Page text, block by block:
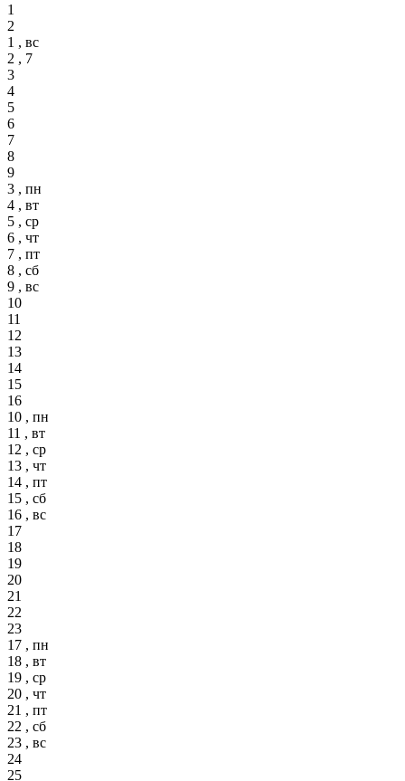
1
2
1 , вс
2 , 7
3
4
5
6
7
8
9
3 , пн
4 , вт
5 , ср
6 , чт
7 , пт
8 , сб
9 , вс
10
11
12
13
14
15
16
10 , пн
11 , вт
12 , ср
13 , чт
14 , пт
15 , сб
16 , вс
17
18
19
20
21
22
23
17 , пн
18 , вт
19 , ср
20 , чт
21 , пт
22 , сб
23 , вс
24
25